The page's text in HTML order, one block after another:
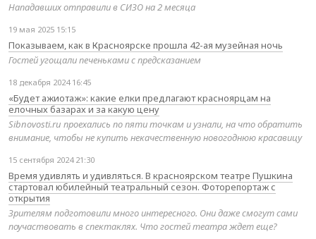
Нападавших отправили в СИЗО на 2 месяца
19 мая 2025 15:15
Показываем, как в Красноярске прошла 42-ая музейная ночь
Гостей угощали печеньками с предсказанием
18 декабря 2024 16:45
«Будет ажиотаж»: какие елки предлагают красноярцам на
елочных базарах и за какую цену
Sibnovosti.ru проехались по пяти точкам и узнали, на что обратить
внимание, чтобы не купить некачественную новогоднюю красавицу
15 сентября 2024 21:30
Время удивлять и удивляться. В красноярском театре Пушкина
стартовал юбилейный театральный сезон. Фоторепортаж с
открытия
Зрителям подготовили много интересного. Они даже смогут сами
поучаствовать в спектаклях. Что гостей театра ждет еще?